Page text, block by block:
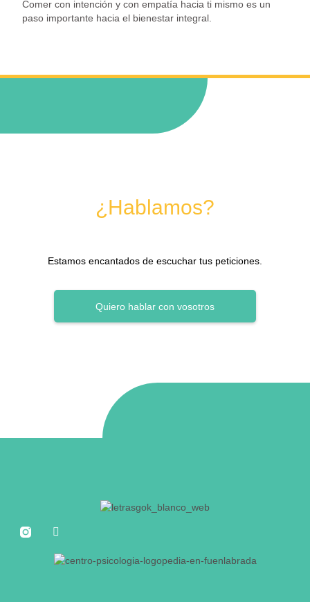
Comer con intención y con empatía hacia ti mismo es un
paso importante hacia el bienestar integral.
¿Hablamos?
Estamos encantados de escuchar tus peticiones.
Quiero hablar con vosotros